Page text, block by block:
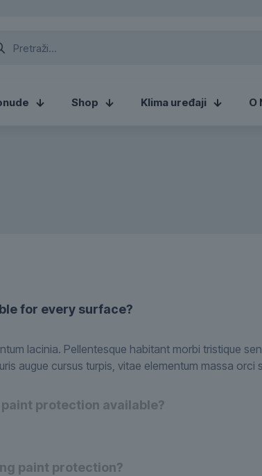
Shop Klima uređaji O
for every surface?
lacinia. Pellentesque habitant morbi tristique
augue cursus turpis, vitae elementum massa
protection available?
paint protection?